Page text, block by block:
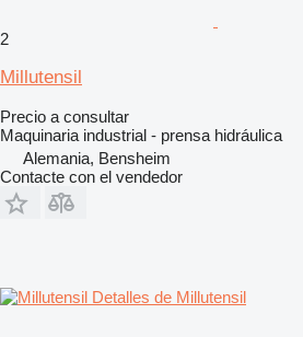
2
Millutensil
Precio a consultar
Maquinaria industrial - prensa hidráulica
Alemania, Bensheim
Contacte con el vendedor
Detalles de Millutensil